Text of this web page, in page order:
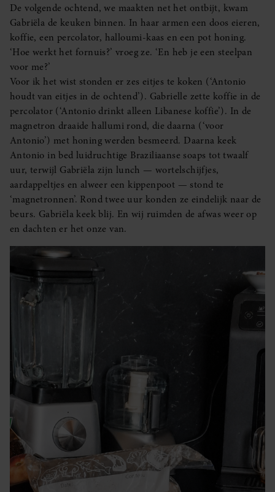
De volgende ochtend, we maakten net het ontbijt, kwam
Gabriëla de keuken binnen. In haar armen een doos eieren,
koffie, een percolator, halloumi-kaas en een pot honing.
‘Hoe werkt het fornuis?’ vroeg ze. ‘En heb je een steelpan
voor me?’
Voor ik het wist stonden er zes eitjes te koken (‘Antonio
houdt van eitjes in de ochtend’). Gabrielle zette koffie in de
percolator (‘Antonio drinkt alleen Libanese koffie’). In de
magnetron draaide hallumi rond, die daarna (‘voor
Antonio’) met honing werden besmeerd. Daarna keek
Antonio in bed luidruchtige Braziliaanse soaps tot twaalf
uur, terwijl Gabriëla zijn lunch — wortelschijfjes,
aardappeltjes en alweer een kippenpoot — stond te
‘magnetronnen’. Rond twee uur konden ze eindelijk naar de
beurs. Gabriëla keek blij. En wij ruimden de afwas weer op
en dachten er het onze van.